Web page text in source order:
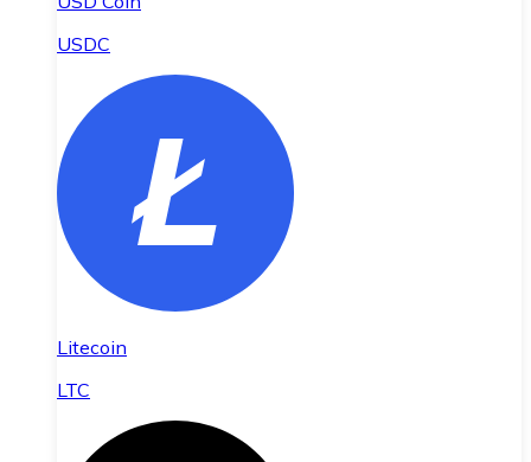
USDC
Litecoin
LTC